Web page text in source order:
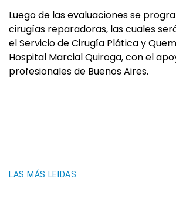
Luego de las evaluaciones se
cirugías reparadoras, las cuales
el Servicio de Cirugía Plática y
Hospital Marcial Quiroga, con el
profesionales de Buenos Aires.
LAS MÁS LEIDAS